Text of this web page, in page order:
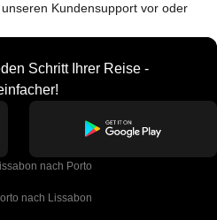
Kundensupport vor oder
Schritt Ihrer Reise -
nach Porto
nach Lissabon